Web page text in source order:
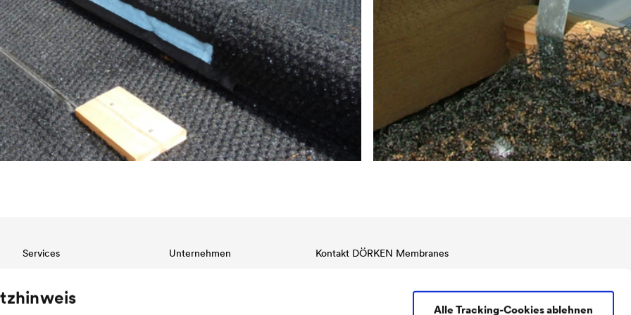
Alle Tracking-Cookies ablehnen
Services
Referenzen
Unternehmen Kontakt DÖRKEN Membranes
+49 2330 63 578 (Technik)